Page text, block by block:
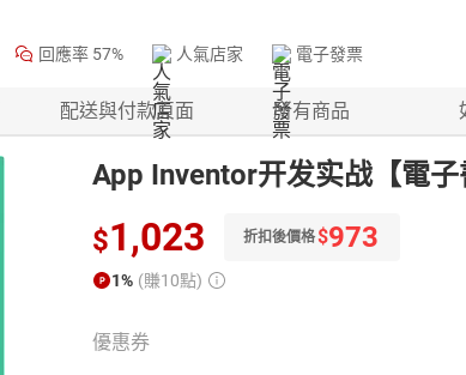
回應率 57% 人氣店家 電子發票
配送與付款頁面 所有商品
App Inventor开发实战【電子
$1,023 折扣後價格$973
1% (賺10點)
優惠券